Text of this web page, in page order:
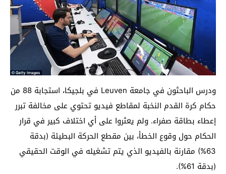
ودرس الباحثون في جامعة Leuven في بلجيكا، استجابة 88 من
حكام كرة القدم النخبة لمقاطع فيديو تحتوي على مخالفة تبرر
إعطاء بطاقة صفراء. ولم يعثروا على أي اختلاف كبير في قرار
الحكام حول وقوع الخطأ، بين مقطع الحركة البطيئة (بدقة
63%) مقارنة بالفيديو الذي يتم تشغيله في الوقت الحقيقي
(بدقة 61%).